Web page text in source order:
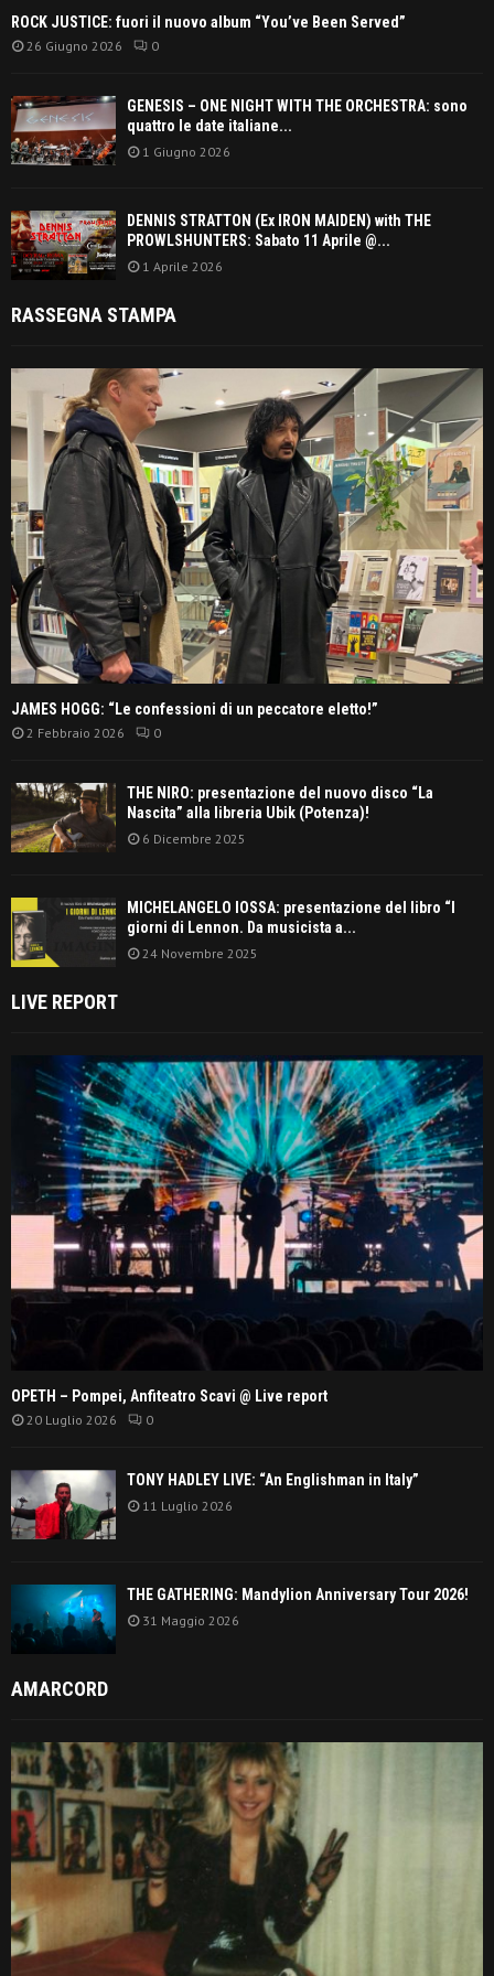
ROCK JUSTICE: fuori il nuovo album “You’ve Been Served”
26 Giugno 2026 0
GENESIS – ONE NIGHT WITH THE ORCHESTRA: sono
quattro le date italiane...
1 Giugno 2026
DENNIS STRATTON (Ex IRON MAIDEN) with THE
PROWLSHUNTERS: Sabato 11 Aprile @...
1 Aprile 2026
RASSEGNA STAMPA
JAMES HOGG: “Le confessioni di un peccatore eletto!”
2 Febbraio 2026 0
THE NIRO: presentazione del nuovo disco “La
Nascita” alla libreria Ubik (Potenza)!
6 Dicembre 2025
MICHELANGELO IOSSA: presentazione del libro “I
giorni di Lennon. Da musicista a...
24 Novembre 2025
LIVE REPORT
OPETH – Pompei, Anfiteatro Scavi @ Live report
20 Luglio 2026 0
TONY HADLEY LIVE: “An Englishman in Italy”
11 Luglio 2026
THE GATHERING: Mandylion Anniversary Tour 2026!
31 Maggio 2026
AMARCORD